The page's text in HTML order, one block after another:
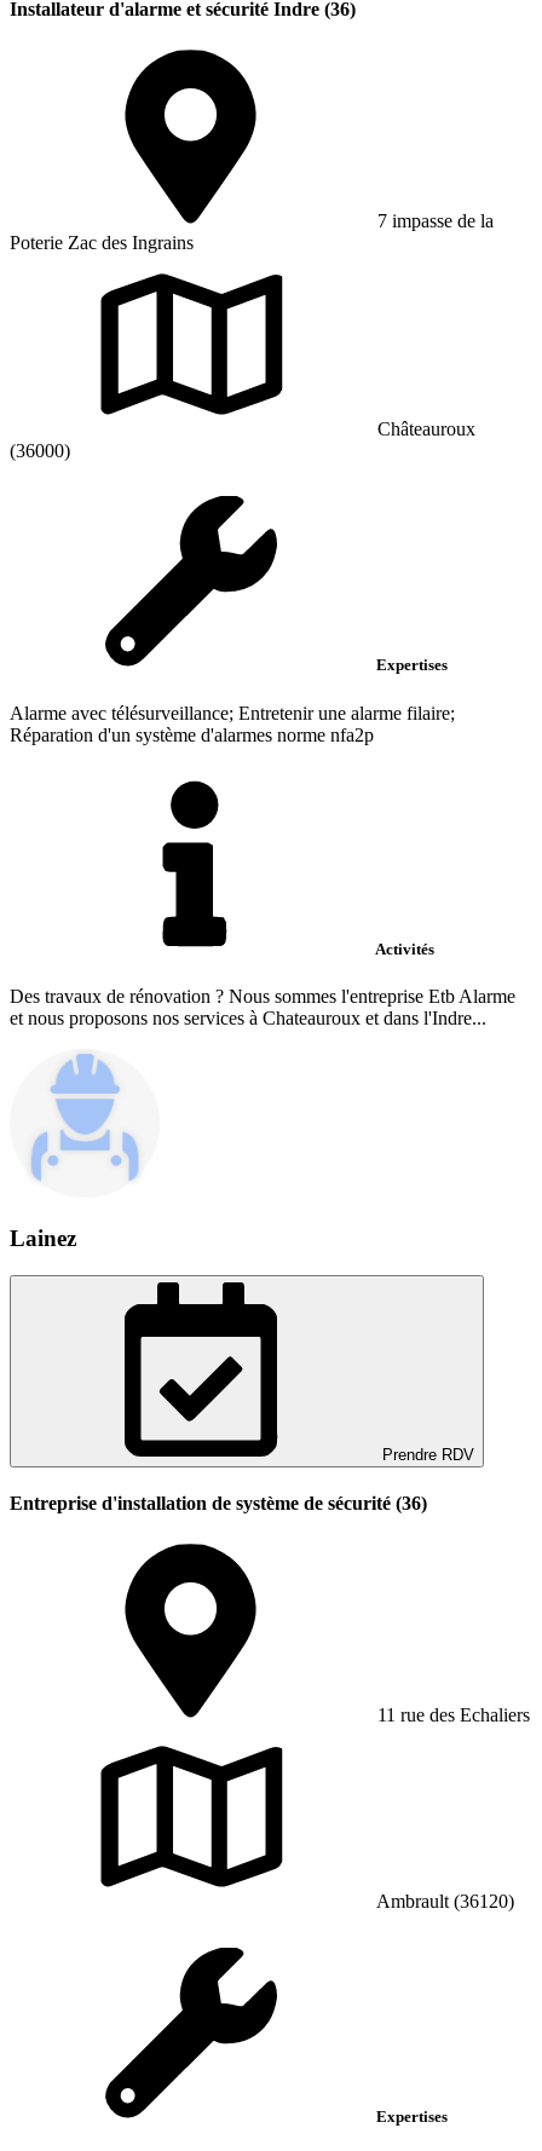
Installateur d'alarme et sécurité Indre (36)
7 impasse de la
Poterie Zac des Ingrains
Châteauroux
(36000)
Expertises
Alarme avec télésurveillance; Entretenir une alarme filaire;
Réparation d'un système d'alarmes norme nfa2p
Activités
Des travaux de rénovation ? Nous sommes l'entreprise Etb Alarme
et nous proposons nos services à Chateauroux et dans l'Indre...
Lainez
Prendre RDV
Entreprise d'installation de système de sécurité (36)
11 rue des Echaliers
Ambrault (36120)
Expertises